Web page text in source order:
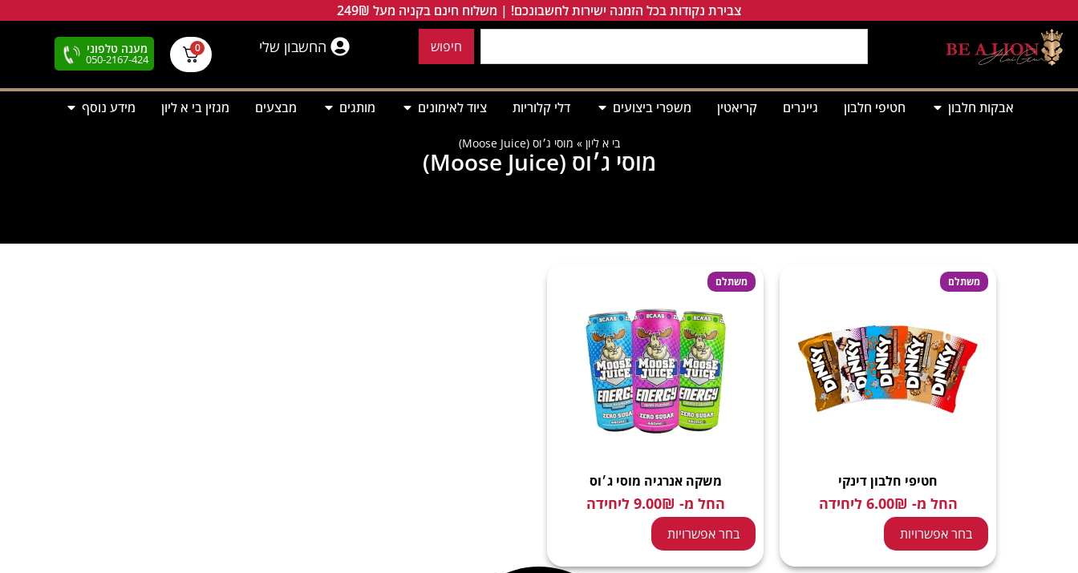
צבירת נקודות בכל הזמנה ישירות לחשבונכם! | משלוח חינם בקניה מעל 249₪
חיפוש החשבון שלי 0 מענה טלפוני
050-2167-424
אבקות חלבון חטיפי חלבון גיינרים קריאטין משפרי ביצועים דלי קלוריות ציוד לאימונים מותגים מבצעים מגזין בי א ליון מידע נוסף
בי א ליון » מוסי ג׳וס (Moose Juice)
מוסי ג׳וס (Moose Juice)
משתלם
חטיפי חלבון דינקי
החל מ- 6.00₪ ליחידה
בחר אפשרויות
משתלם
משקה אנרגיה מוסי ג׳וס
החל מ- 9.00₪ ליחידה
בחר אפשרויות